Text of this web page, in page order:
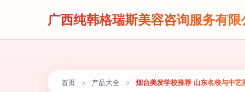
广西纯韩格瑞斯美容咨询服务有限
首页 > 产品大全 > 烟台美发学校推荐 山东名校与中